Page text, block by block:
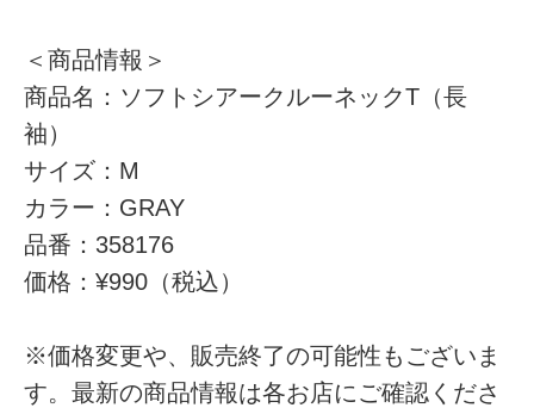
＜商品情報＞
商品名：ソフトシアークルーネックT（長
袖）
サイズ：M
カラー：GRAY
品番：358176
価格：¥990（税込）
※価格変更や、販売終了の可能性もございま
す。最新の商品情報は各お店にご確認くださ